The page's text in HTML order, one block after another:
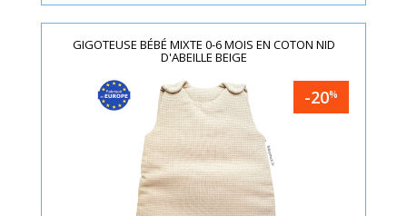
GIGOTEUSE BÉBÉ MIXTE 0-6 MOIS EN COTON NID
D'ABEILLE BEIGE
-20%